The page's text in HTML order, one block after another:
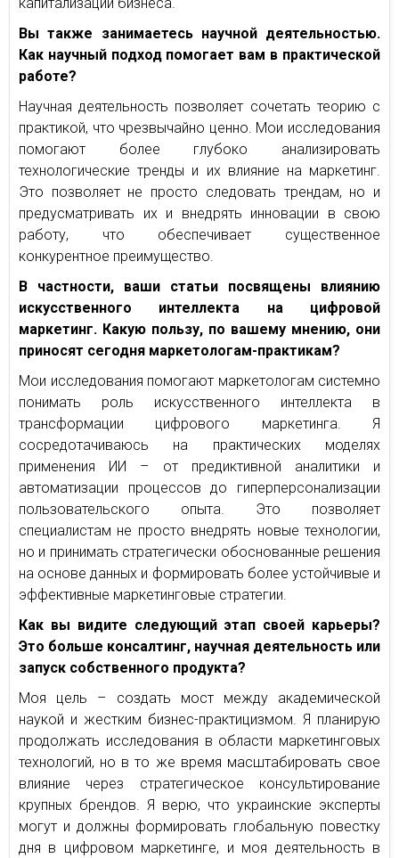
Вы также занимаетесь научной деятельностью.
Как научный подход помогает вам в практической
работе?
Научная деятельность позволяет сочетать теорию с
практикой, что чрезвычайно ценно. Мои исследования
помогают более глубоко анализировать
технологические тренды и их влияние на маркетинг.
Это позволяет не просто следовать трендам, но и
предусматривать их и внедрять инновации в свою
работу, что обеспечивает существенное
конкурентное преимущество.
В частности, ваши статьи посвящены влиянию
искусственного интеллекта на цифровой
маркетинг. Какую пользу, по вашему мнению, они
приносят сегодня маркетологам-практикам?
Мои исследования помогают маркетологам системно
понимать роль искусственного интеллекта в
трансформации цифрового маркетинга. Я
сосредотачиваюсь на практических моделях
применения ИИ – от предиктивной аналитики и
автоматизации процессов до гиперперсонализации
пользовательского опыта. Это позволяет
специалистам не просто внедрять новые технологии,
но и принимать стратегически обоснованные решения
на основе данных и формировать более устойчивые и
эффективные маркетинговые стратегии.
Как вы видите следующий этап своей карьеры?
Это больше консалтинг, научная деятельность или
запуск собственного продукта?
Моя цель – создать мост между академической
наукой и жестким бизнес-практицизмом. Я планирую
продолжать исследования в области маркетинговых
технологий, но в то же время масштабировать свое
влияние через стратегическое консультирование
крупных брендов. Я верю, что украинские эксперты
могут и должны формировать глобальную повестку
дня в цифровом маркетинге, и моя деятельность в